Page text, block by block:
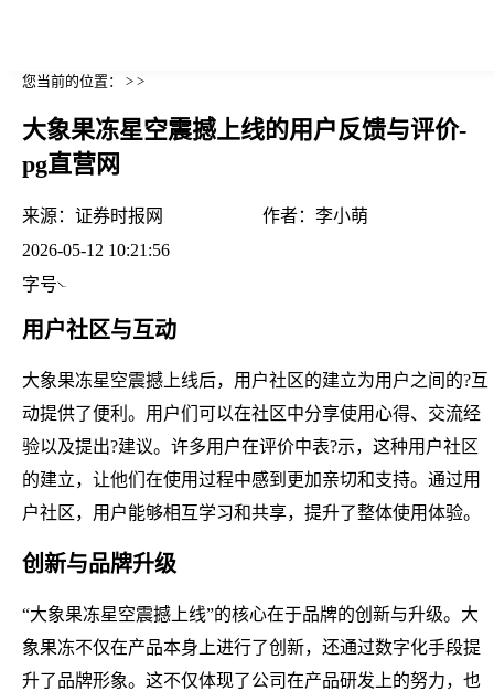
您当前的位置： > >
大象果冻星空震撼上线的用户反馈与评价-
pg直营网
来源： 证券时报网 作者： 李小萌
2026-05-12 10:21:56
字号
用户社区与互动
大象果冻星空震撼上线后，用户社区的建立为用户之间的?互
动提供了便利。用户们可以在社区中分享使用心得、交流经
验以及提出?建议。许多用户在评价中表?示，这种用户社区
的建立，让他们在使用过程中感到更加亲切和支持。通过用
户社区，用户能够相互学习和共享，提升了整体使用体验。
创新与品牌升级
“大象果冻星空震撼上线”的核心在于品牌的创新与升级。大
象果冻不仅在产品本身上进行了创新，还通过数字化手段提
升了品牌形象。这不仅体现了公司在产品研发上的努力，也